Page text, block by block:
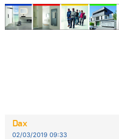
Dax
02/03/2019 09:33